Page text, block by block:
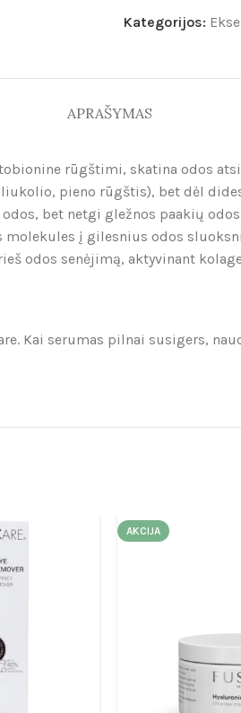
Kategorijos:
APRAŠYMAS
rūgštimi, skatina odos
pieno rūgštis), bet dėl
bet netgi gležnos paakių
į gilesnius odos
odos senėjimą, aktyvinant
Kai serumas pilnai susigers,
AKCIJA